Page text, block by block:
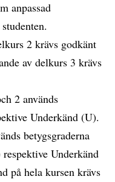
anpassad
2 krävs godkänt
av delkurs 3 krävs
2 används
Underkänd (U).
betygsgraderna
Underkänd
på hela kursen krävs